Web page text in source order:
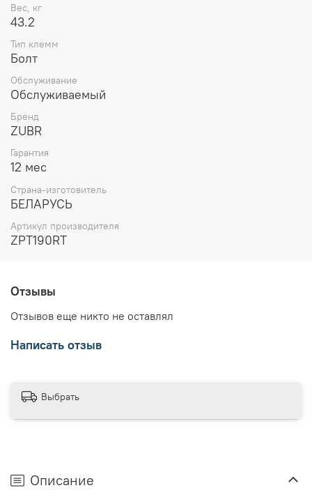
Вес, кг
43.2
Тип клемм
Болт
Обслуживание
Обслуживаемый
Бренд
ZUBR
Гарантия
12 мес
Страна-изготовитель
БЕЛАРУСЬ
Артикул производителя
ZPT190RT
Отзывы
Отзывов еще никто не оставлял
Написать отзыв
Выбрать
Описание